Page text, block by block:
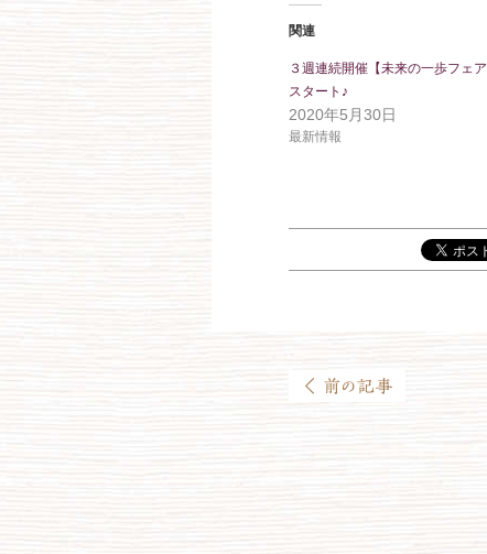
関連
３週連続開催【未来の一歩フェア
スタート♪
2020年5月30日
最新情報